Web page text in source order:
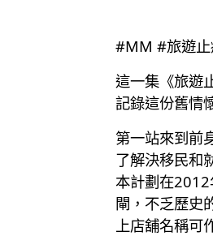
#MM #旅遊止
這一集《旅遊
記錄這份舊情
第一站來到前
了解決移民和
本計劃在2012
閘，不乏歷史
上店舖名稱可